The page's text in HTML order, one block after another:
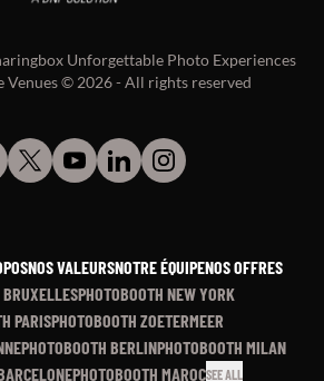
Venues © 2026 - All rights reserved
NOS VALEURSNOTRE ÉQUIPENOS OFFRES
BRUXELLESPHOTOBOOTH NEW YORK